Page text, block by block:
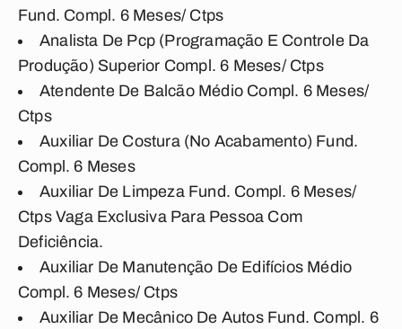
Fund. Compl. 6 Meses/ Ctps
Analista De Pcp (Programação E Controle Da
Produção) Superior Compl. 6 Meses/ Ctps
Atendente De Balcão Médio Compl. 6 Meses/
Ctps
Auxiliar De Costura (No Acabamento) Fund.
Compl. 6 Meses
Auxiliar De Limpeza Fund. Compl. 6 Meses/
Ctps Vaga Exclusiva Para Pessoa Com
Deficiência.
Auxiliar De Manutenção De Edifícios Médio
Compl. 6 Meses/ Ctps
Auxiliar De Mecânico De Autos Fund. Compl. 6